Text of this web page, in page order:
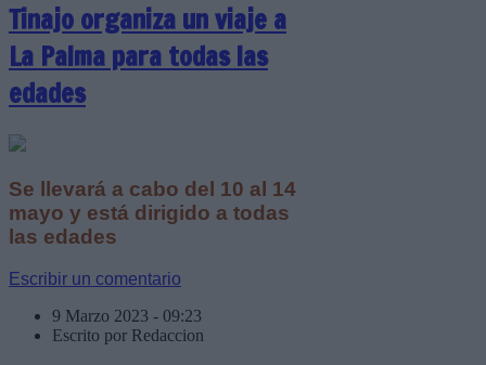
Tinajo organiza un viaje a
La Palma para todas las
edades
Se llevará a cabo del 10 al 14
mayo y está dirigido a todas
las edades
Escribir un comentario
9 Marzo 2023 - 09:23
Escrito por Redaccion